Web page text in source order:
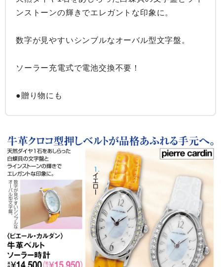
ンストーンの輝きでエレガントな印象に。
数字が見やすいシンブルなオーバル型文字盤。
ソーラー充電式で電池交換不要！
●贈り物にも